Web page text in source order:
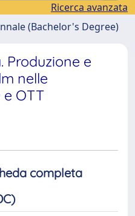
Ricerca avanzata
(Bachelor's Degree)
Produzione e
nelle
OTT
completa